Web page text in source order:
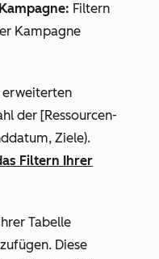
Filtern
Kampagne
der [Ressourcen-
Ziele).
Filtern Ihrer
Tabelle
Diese